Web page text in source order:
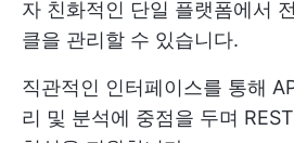
자 친화적인 단일 플랫폼에서
클을 관리할 수 있습니다.
직관적인 인터페이스를 통해
리 및 분석에 중점을 두며